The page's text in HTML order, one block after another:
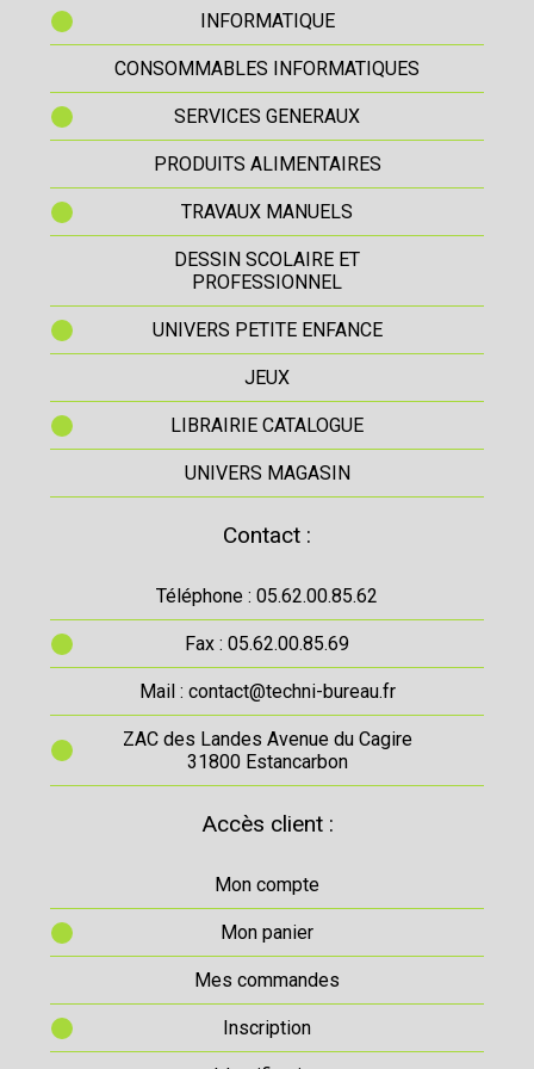
INFORMATIQUE
CONSOMMABLES INFORMATIQUES
SERVICES GENERAUX
PRODUITS ALIMENTAIRES
TRAVAUX MANUELS
DESSIN SCOLAIRE ET
PROFESSIONNEL
UNIVERS PETITE ENFANCE
JEUX
LIBRAIRIE CATALOGUE
UNIVERS MAGASIN
Contact :
Téléphone : 05.62.00.85.62
Fax : 05.62.00.85.69
Mail : contact@techni-bureau.fr
ZAC des Landes Avenue du Cagire
31800 Estancarbon
Accès client :
Mon compte
Mon panier
Mes commandes
Inscription